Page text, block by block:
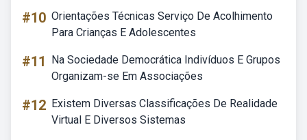
#10 Orientações Técnicas Serviço De Acolhimento
Para Crianças E Adolescentes
#11
Na Sociedade Democrática Indivíduos E Grupos
Organizam-se Em Associações
#12 Existem Diversas Classificações De Realidade
Virtual E Diversos Sistemas